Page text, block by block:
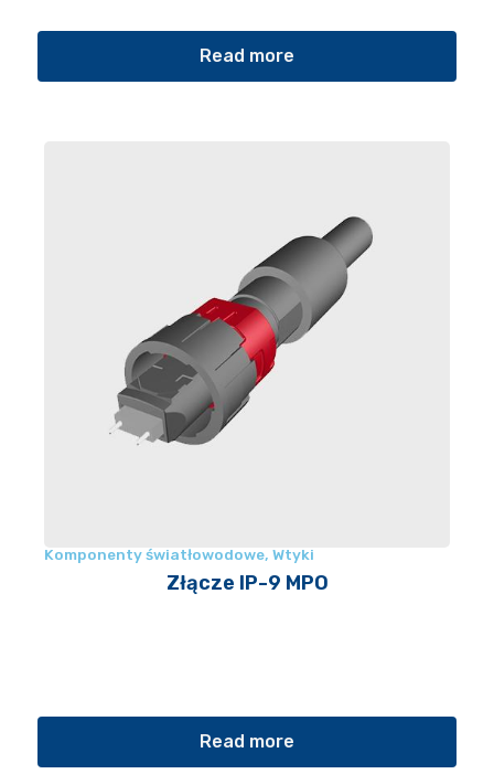
Read more
Komponenty światłowodowe, Wtyki
Złącze IP-9 MPO
Read more